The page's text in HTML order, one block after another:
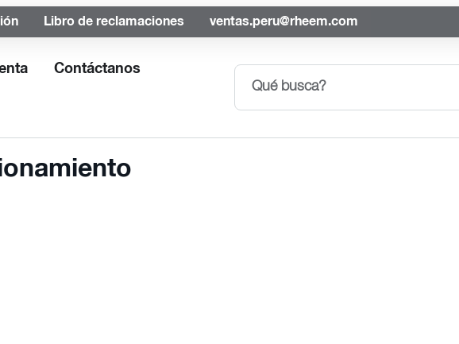
Libro de reclamaciones ventas.peru@rheem.com
Contáctanos